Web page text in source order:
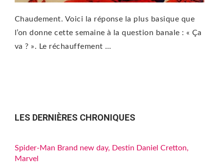
Chaudement. Voici la réponse la plus basique que
l’on donne cette semaine à la question banale : « Ça
va ? ». Le réchauffement …
LES DERNIÈRES CHRONIQUES
Spider-Man Brand new day, Destin Daniel Cretton,
Marvel